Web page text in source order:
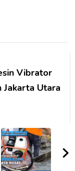
Vibrator
Utara